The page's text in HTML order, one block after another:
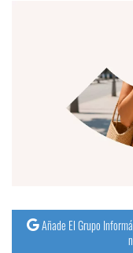
Añade El Grupo